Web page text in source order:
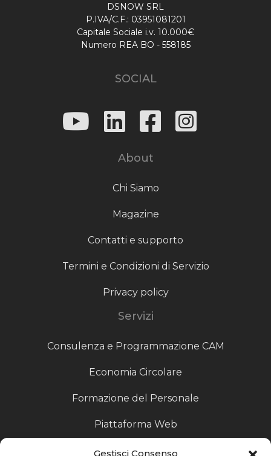
Gestisci Consenso
DSNOW SRL
P.IVA/C.F.: 03951081201
Capitale Sociale i.v. 10.000€
Numero REA BO - 558185
SOCIAL
About
Chi Siamo
Magazine
Contatti e supporto
Termini e Condizioni di Servizio
Privacy policy
Servizi
Consulenza e Programmazione CAM
Economia Circolare
Formazione del Personale
Piattaforma Web
Scouting fornitori